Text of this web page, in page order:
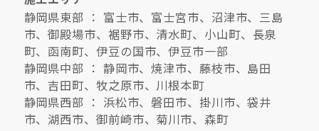
静岡県東部 ： 富士市、富士宮市、沼津市、三島
市、御殿場市、裾野市、清水町、小山町、長泉
町、函南町、伊豆の国市、伊豆市一部
静岡県中部 ： 静岡市、焼津市、藤枝市、島田
市、吉田町、牧之原市、川根本町
静岡県西部 ： 浜松市、磐田市、掛川市、袋井
市、湖西市、御前崎市、菊川市、森町